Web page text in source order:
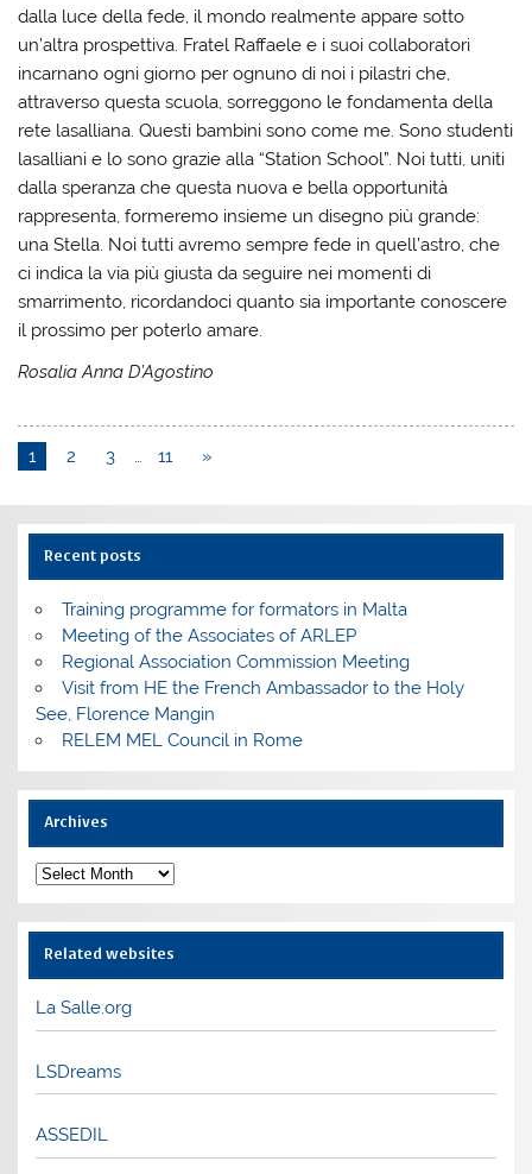
dalla luce della fede, il mondo realmente appare sotto
un’altra prospettiva. Fratel Raffaele e i suoi collaboratori
incarnano ogni giorno per ognuno di noi i pilastri che,
attraverso questa scuola, sorreggono le fondamenta della
rete lasalliana. Questi bambini sono come me. Sono studenti
lasalliani e lo sono grazie alla “Station School”. Noi tutti, uniti
dalla speranza che questa nuova e bella opportunità
rappresenta, formeremo insieme un disegno più grande:
una Stella. Noi tutti avremo sempre fede in quell’astro, che
ci indica la via più giusta da seguire nei momenti di
smarrimento, ricordandoci quanto sia importante conoscere
il prossimo per poterlo amare.
Rosalia Anna D’Agostino
1 2 3 … 11 »
Recent posts
Training programme for formators in Malta
Meeting of the Associates of ARLEP
Regional Association Commission Meeting
Visit from HE the French Ambassador to the Holy
See, Florence Mangin
RELEM MEL Council in Rome
Archives
Archives
Related websites
La Salle.org
LSDreams
ASSEDIL